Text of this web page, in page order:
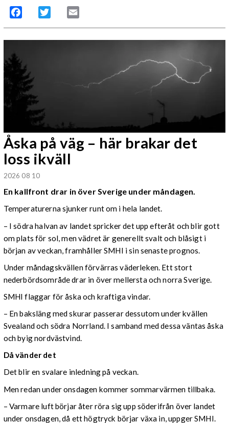
Facebook Twitter
Åska på väg – här brakar det
loss ikväll
2026 08 10
En kallfront drar in över Sverige under måndagen.
Temperaturerna sjunker runt om i hela landet.
– I södra halvan av landet spricker det upp efteråt och blir gott
om plats för sol, men vädret är generellt svalt och blåsigt i
början av veckan, framhåller SMHI i sin senaste prognos.
Under måndagskvällen förvärras väderleken. Ett stort
nederbördsområde drar in över mellersta och norra Sverige.
SMHI flaggar för åska och kraftiga vindar.
– En baksläng med skurar passerar dessutom under kvällen
Svealand och södra Norrland. I samband med dessa väntas åska
och byig nordvästvind.
Då vänder det
Det blir en svalare inledning på veckan.
Men redan under onsdagen kommer sommarvärmen tillbaka.
– Varmare luft börjar åter röra sig upp söderifrån över landet
under onsdagen, då ett högtryck börjar växa in, uppger SMHI.